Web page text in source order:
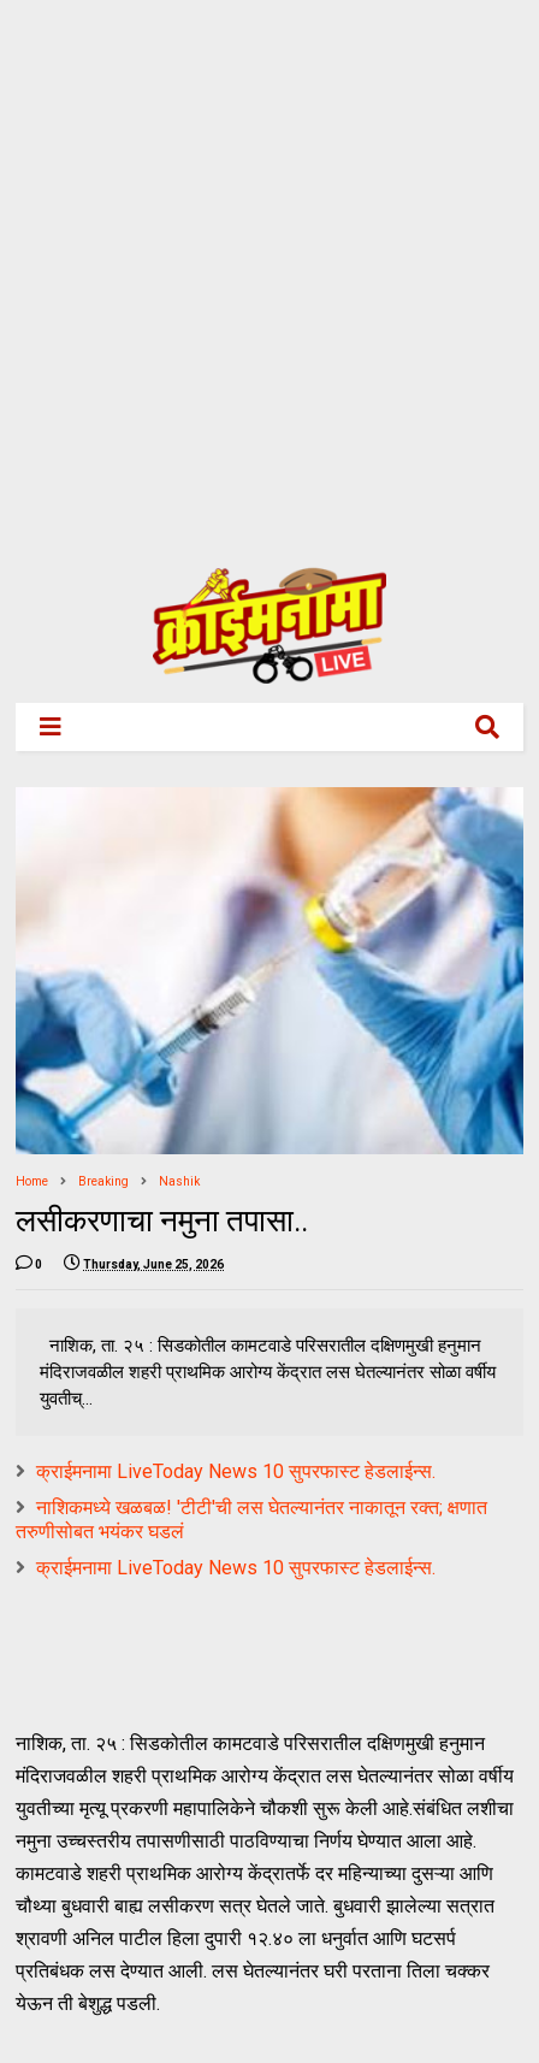
Home Breaking Nashik
लसीकरणाचा नमुना तपासा..
0 Thursday, June 25, 2026
नाशिक, ता. २५ : सिडकोतील कामटवाडे परिसरातील दक्षिणमुखी हनुमान
मंदिराजवळील शहरी प्राथमिक आरोग्य केंद्रात लस घेतल्यानंतर सोळा वर्षीय
युवतीच्...
क्राईमनामा LiveToday News 10 सुपरफास्ट हेडलाईन्स.
नाशिकमध्ये खळबळ! 'टीटी'ची लस घेतल्यानंतर नाकातून रक्त; क्षणात
तरुणीसोबत भयंकर घडलं
क्राईमनामा LiveToday News 10 सुपरफास्ट हेडलाईन्स.
नाशिक, ता. २५ : सिडकोतील कामटवाडे परिसरातील दक्षिणमुखी हनुमान
मंदिराजवळील शहरी प्राथमिक आरोग्य केंद्रात लस घेतल्यानंतर सोळा वर्षीय
युवतीच्या मृत्यू प्रकरणी महापालिकेने चौकशी सुरू केली आहे.संबंधित लशीचा
नमुना उच्चस्तरीय तपासणीसाठी पाठविण्याचा निर्णय घेण्यात आला आहे.
कामटवाडे शहरी प्राथमिक आरोग्य केंद्रातर्फे दर महिन्याच्या दुसऱ्या आणि
चौथ्या बुधवारी बाह्य लसीकरण सत्र घेतले जाते. बुधवारी झालेल्या सत्रात
श्रावणी अनिल पाटील हिला दुपारी १२.४० ला धनुर्वात आणि घटसर्प
प्रतिबंधक लस देण्यात आली. लस घेतल्यानंतर घरी परताना तिला चक्कर
येऊन ती बेशुद्ध पडली.